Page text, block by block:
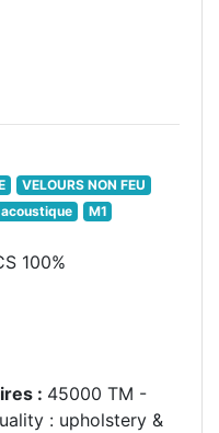
VELOURS NON FEU
acoustique
M1
100%
: 45000 TM -
: upholstery &